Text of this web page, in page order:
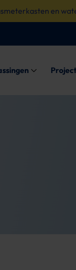
en
Submenu: